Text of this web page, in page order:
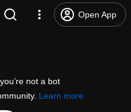
Open App
not a bot
Learn more